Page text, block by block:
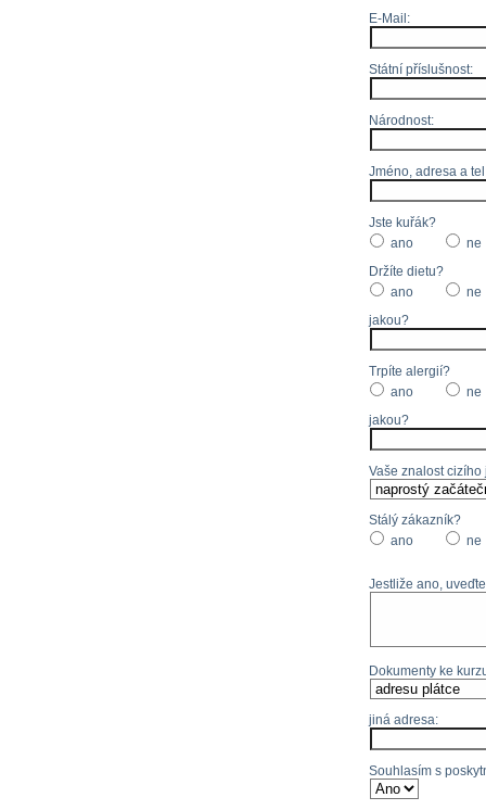
E-Mail:
Státní příslušnost:
Národnost:
Jméno, adresa a
Jste kuřák?
ano
ne
Držíte dietu?
ano
ne
jakou?
Trpíte alergií?
ano
ne
jakou?
Vaše znalost cizího
Stálý zákazník?
ano
ne
Jestliže ano,
Dokumenty ke
jiná adresa:
Souhlasím s